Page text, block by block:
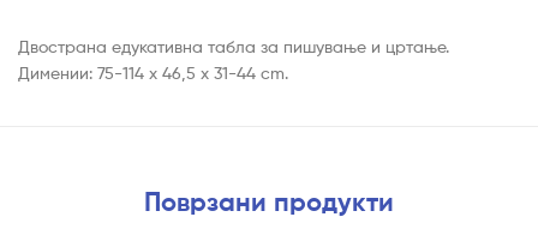
Двострана едукативна табла за пишување и цртање.
Димении: 75-114 х 46,5 х 31-44 cm.
Поврзани продукти